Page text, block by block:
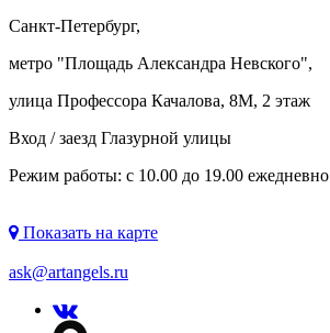
Санкт-Петербург,
метро "Площадь Александра Невского",
улица Профессора Качалова, 8М, 2 этаж
Вход / заезд Глазурной улицы
Режим работы: с 10.00 до 19.00 ежедневно
Показать на карте
ask@artangels.ru